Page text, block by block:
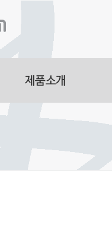
Manufacturing
Smart Logistics